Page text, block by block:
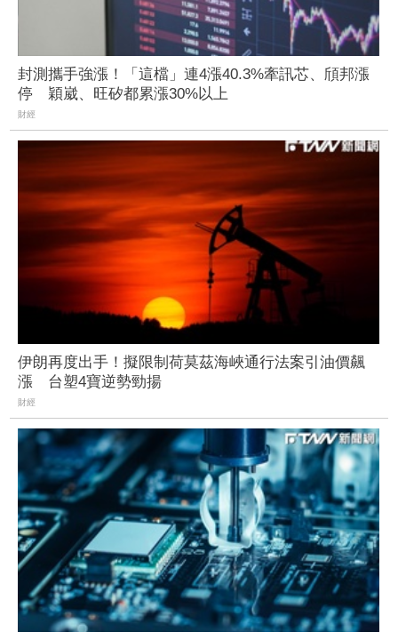
封測攜手強漲！「這檔」連4漲40.3%牽訊芯、頎邦漲
停 穎崴、旺矽都累漲30%以上
財經
伊朗再度出手！擬限制荷莫茲海峽通行法案引油價飆
漲 台塑4寶逆勢勁揚
財經